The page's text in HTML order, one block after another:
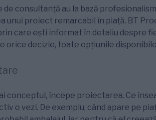
de consultanță au la bază
unui proiect remarcabil în piață. BT
care ești informat în detaliu despre
orice decizie, toate opțiunile
conceptul, începe proiectarea. Ce
o vezi. De exemplu, când apare pe